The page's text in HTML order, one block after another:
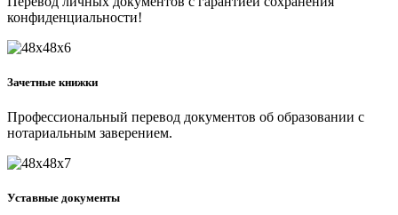
конфиденциальности!
Зачетные книжки
Профессиональный перевод документов об образовании с
нотариальным заверением.
Уставные документы